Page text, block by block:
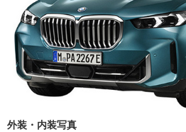
外装・内装写真